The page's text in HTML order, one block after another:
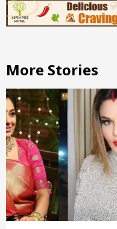
More Stories